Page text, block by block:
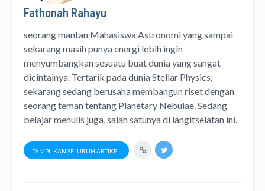
Fathonah Rahayu
seorang mantan Mahasiswa Astronomi yang sampai
sekarang masih punya energi lebih ingin
menyumbangkan sesuatu buat dunia yang sangat
dicintainya. Tertarik pada dunia Stellar Physics,
sekarang sedang berusaha membangun riset dengan
seorang teman tentang Planetary Nebulae. Sedang
belajar menulis juga, salah satunya di langitselatan ini.
TAMPILKAN SELURUH ARTIKEL